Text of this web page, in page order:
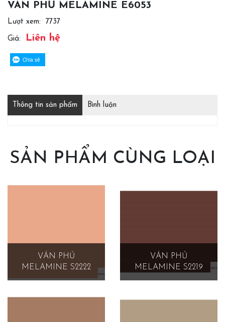
VÁN PHỦ MELAMINE E6053
Lượt xem: 7737
Giá: Liên hệ
Chia sẻ
Thông tin sản phẩm Bình luận
SẢN PHẨM CÙNG LOẠI
VÁN PHỦ
MELAMINE S2222
VÁN PHỦ
MELAMINE S2219